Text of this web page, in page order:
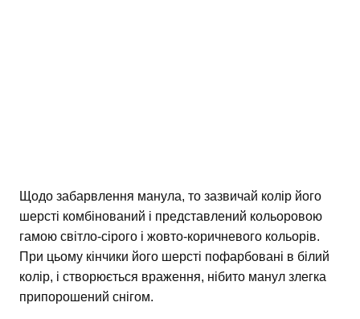
Щодо забарвлення манула, то зазвичай колір його
шерсті комбінований і представлений кольоровою
гамою світло-сірого і жовто-коричневого кольорів.
При цьому кінчики його шерсті пофарбовані в білий
колір, і створюється враження, нібито манул злегка
припорошений снігом.